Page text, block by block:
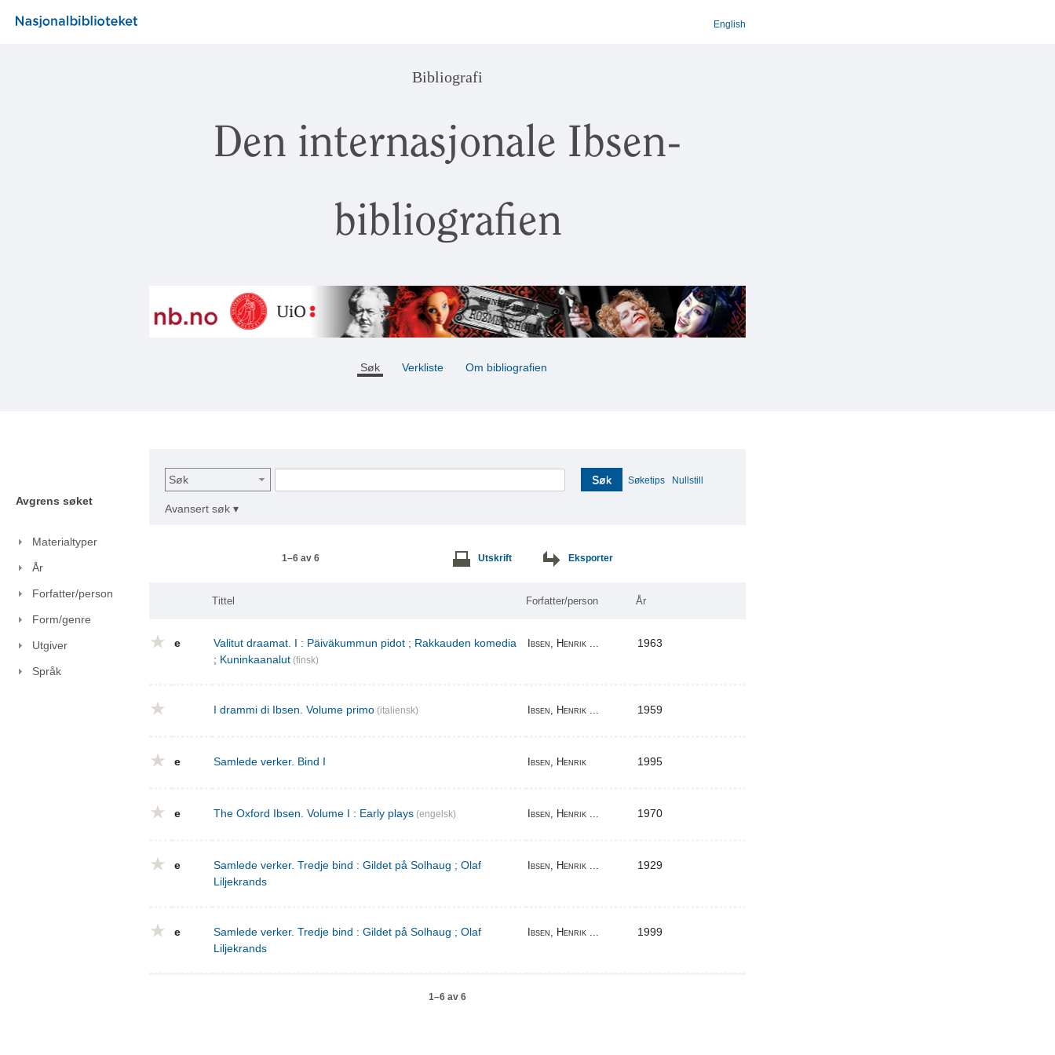
English
Bibliografi
Den internasjonale Ibsen-
bibliografien
Søk Verkliste Om bibliografien
Avgrens søket
Materialtyper
År
Forfatter/person
Form/genre
Utgiver
Språk
Søk Søk Søketips Nullstill
Avansert søk ▾
1–6 av 6 Utskrift Eksporter
Tittel Forfatter/person År
e
Valitut draamat. I : Päiväkummun pidot ; Rakkauden komedia
; Kuninkaanalut (finsk)
Ibsen, Henrik ... 1963
I drammi di Ibsen. Volume primo (italiensk) Ibsen, Henrik ... 1959
e Samlede verker. Bind I Ibsen, Henrik 1995
e The Oxford Ibsen. Volume I : Early plays (engelsk) Ibsen, Henrik ... 1970
e
Samlede verker. Tredje bind : Gildet på Solhaug ; Olaf
Liljekrands
Ibsen, Henrik ... 1929
e
Samlede verker. Tredje bind : Gildet på Solhaug ; Olaf
Liljekrands
Ibsen, Henrik ... 1999
1–6 av 6